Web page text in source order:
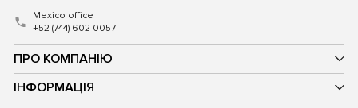
ПРО КОМПАНІЮ
ІНФОРМАЦІЯ
Mexico office
+52 (744) 602 0057